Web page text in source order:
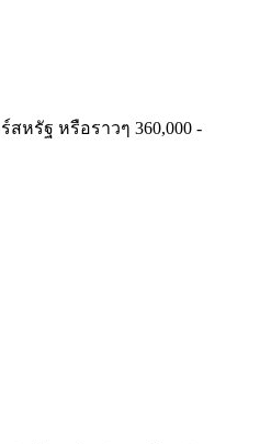
รัฐ หรือราวๆ 360,000 -